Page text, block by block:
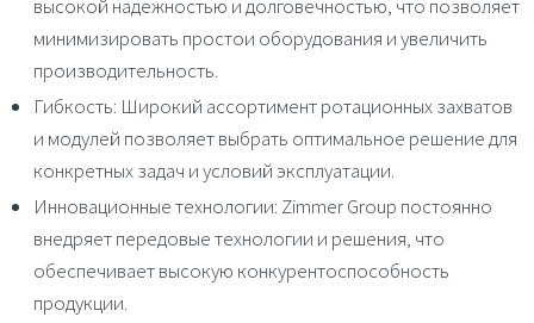
высокой надежностью и долговечностью, что позволяет
минимизировать простои оборудования и увеличить
производительность.
Гибкость: Широкий ассортимент ротационных захватов
и модулей позволяет выбрать оптимальное решение для
конкретных задач и условий эксплуатации.
Инновационные технологии: Zimmer Group постоянно
внедряет передовые технологии и решения, что
обеспечивает высокую конкурентоспособность
продукции.